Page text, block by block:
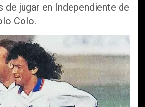
de jugar en Independiente de
Colo.